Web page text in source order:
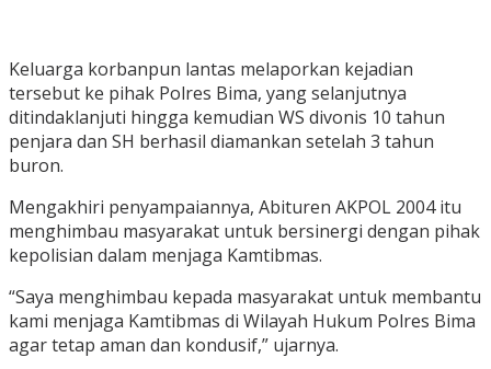
Keluarga korbanpun lantas melaporkan kejadian
tersebut ke pihak Polres Bima, yang selanjutnya
ditindaklanjuti hingga kemudian WS divonis 10 tahun
penjara dan SH berhasil diamankan setelah 3 tahun
buron.
Mengakhiri penyampaiannya, Abituren AKPOL 2004 itu
menghimbau masyarakat untuk bersinergi dengan pihak
kepolisian dalam menjaga Kamtibmas.
“Saya menghimbau kepada masyarakat untuk membantu
kami menjaga Kamtibmas di Wilayah Hukum Polres Bima
agar tetap aman dan kondusif,” ujarnya.